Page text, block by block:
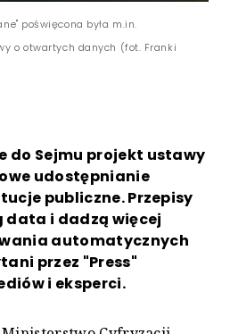
poświęcona była m.in.
o otwartych danych (fot. Franki
do Sejmu projekt ustawy
udostępnianie
publiczne. Przepisy
data i dadzą więcej
automatycznych
przez "Press"
i eksperci.